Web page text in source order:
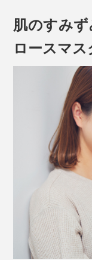
これは、市販の
セリシン以外に
ワランといった
国内の養蚕農家
戸（2020年）と
す。
群馬・桐生発『
「日本の養蚕業
もっと広める」
保湿力にすぐれ
めとする化粧品
肌のすみ
ロースマス